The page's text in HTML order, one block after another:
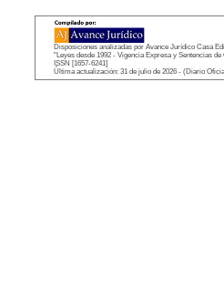
Disposiciones analizadas por Avance Jurídico Casa
"Leyes desde 1992 - Vigencia Expresa y Sentencias
ISSN [1657-6241]
Última actualización: 31 de julio de 2026 - (Diario